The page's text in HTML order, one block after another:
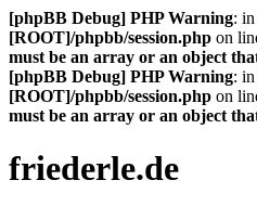
[phpBB Debug] PHP Warning:
[ROOT]/phpbb/session.php on
must be an array or an object
[phpBB Debug] PHP Warning:
[ROOT]/phpbb/session.php on
must be an array or an object
friederle.de